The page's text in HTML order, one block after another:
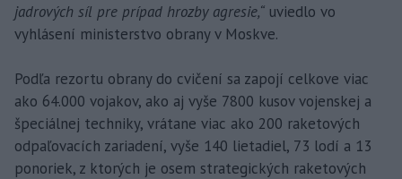
jadrových síl pre prípad hrozby agresie,“ uviedlo vo
vyhlásení ministerstvo obrany v Moskve.
Podľa rezortu obrany do cvičení sa zapojí celkove viac
ako 64.000 vojakov, ako aj vyše 7800 kusov vojenskej a
špeciálnej techniky, vrátane viac ako 200 raketových
odpaľovacích zariadení, vyše 140 lietadiel, 73 lodí a 13
ponoriek, z ktorých je osem strategických raketových